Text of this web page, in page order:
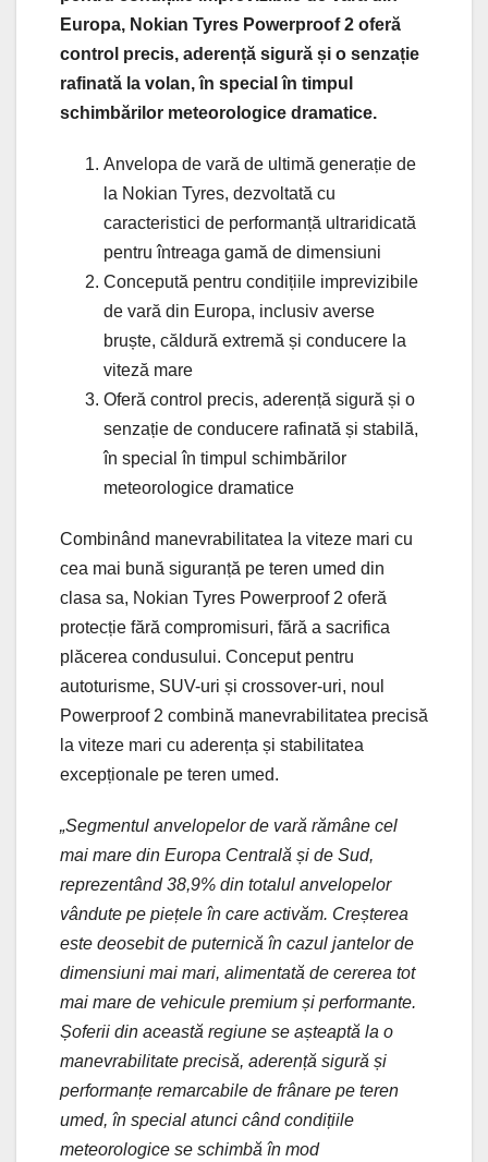
Europa, Nokian Tyres Powerproof 2 oferă
control precis, aderență sigură și o senzație
rafinată la volan, în special în timpul
schimbărilor meteorologice dramatice.
Anvelopa de vară de ultimă generație de
la Nokian Tyres, dezvoltată cu
caracteristici de performanță ultraridicată
pentru întreaga gamă de dimensiuni
Concepută pentru condițiile imprevizibile
de vară din Europa, inclusiv averse
bruște, căldură extremă și conducere la
viteză mare
Oferă control precis, aderență sigură și o
senzație de conducere rafinată și stabilă,
în special în timpul schimbărilor
meteorologice dramatice
Combinând manevrabilitatea la viteze mari cu
cea mai bună siguranță pe teren umed din
clasa sa, Nokian Tyres Powerproof 2 oferă
protecție fără compromisuri, fără a sacrifica
plăcerea condusului. Conceput pentru
autoturisme, SUV-uri și crossover-uri, noul
Powerproof 2 combină manevrabilitatea precisă
la viteze mari cu aderența și stabilitatea
excepționale pe teren umed.
„Segmentul anvelopelor de vară rămâne cel
mai mare din Europa Centrală și de Sud,
reprezentând 38,9% din totalul anvelopelor
vândute pe piețele în care activăm. Creșterea
este deosebit de puternică în cazul jantelor de
dimensiuni mai mari, alimentată de cererea tot
mai mare de vehicule premium și performante.
Șoferii din această regiune se așteaptă la o
manevrabilitate precisă, aderență sigură și
performanțe remarcabile de frânare pe teren
umed, în special atunci când condițiile
meteorologice se schimbă în mod